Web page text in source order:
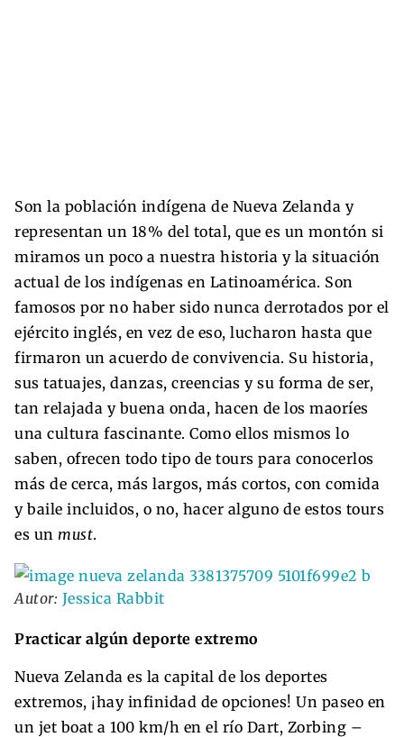
Son la población indígena de Nueva Zelanda y
representan un 18% del total, que es un montón si
miramos un poco a nuestra historia y la situación
actual de los indígenas en Latinoamérica. Son
famosos por no haber sido nunca derrotados por el
ejército inglés, en vez de eso, lucharon hasta que
firmaron un acuerdo de convivencia. Su historia,
sus tatuajes, danzas, creencias y su forma de ser,
tan relajada y buena onda, hacen de los maoríes
una cultura fascinante. Como ellos mismos lo
saben, ofrecen todo tipo de tours para conocerlos
más de cerca, más largos, más cortos, con comida
y baile incluidos, o no, hacer alguno de estos tours
es un must.
Autor: Jessica Rabbit
Practicar algún deporte extremo
Nueva Zelanda es la capital de los deportes
extremos, ¡hay infinidad de opciones! Un paseo en
un jet boat a 100 km/h en el río Dart, Zorbing –